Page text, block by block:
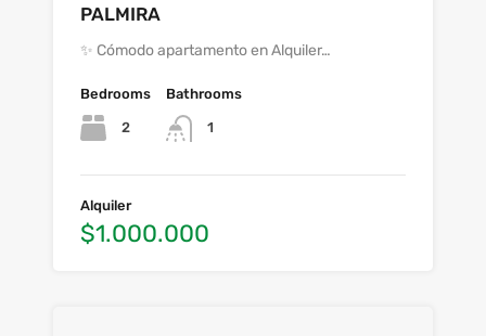
PALMIRA
✨ Cómodo apartamento en Alquiler…
Bedrooms
2
Bathrooms
1
Alquiler
$1.000.000